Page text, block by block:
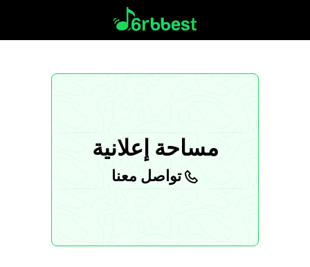
مساحة إعلانية
تواصل معنا